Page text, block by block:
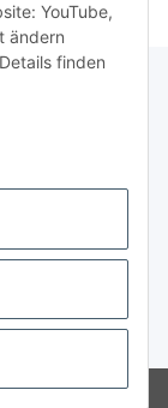
YouTube,
ändern
finden